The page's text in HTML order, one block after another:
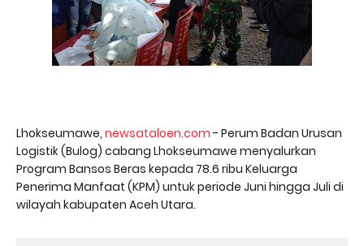
Lhokseumawe, newsataloen.com - Perum Badan Urusan
Logistik (Bulog) cabang Lhokseumawe menyalurkan
Program Bansos Beras kepada 78.6 ribu Keluarga
Penerima Manfaat (KPM) untuk periode Juni hingga Juli di
wilayah kabupaten Aceh Utara.